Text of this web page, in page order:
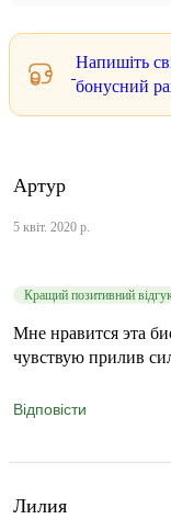
Напишіть
бонусний
Артур
5 квіт. 2020 р.
Кращий позитивний
Мне нравится эта
чувствую прилив
Відповісти
Лилия